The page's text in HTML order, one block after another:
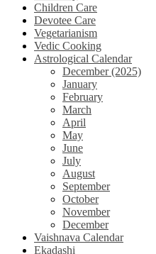
Children Care
Devotee Care
Vegetarianism
Vedic Cooking
Astrological Calendar
December (2025)
January
February
March
April
May
June
July
August
September
October
November
December
Vaishnava Calendar
Ekadashi